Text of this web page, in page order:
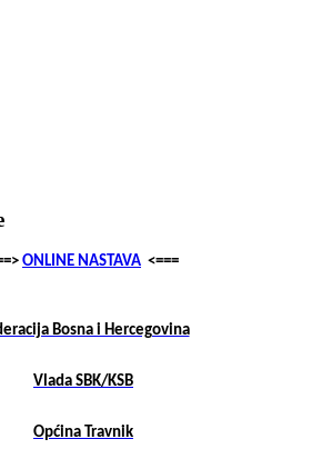
ONLINE NASTAVA <===
Bosna i Hercegovina
Vlada SBK/KSB
Općina Travnik